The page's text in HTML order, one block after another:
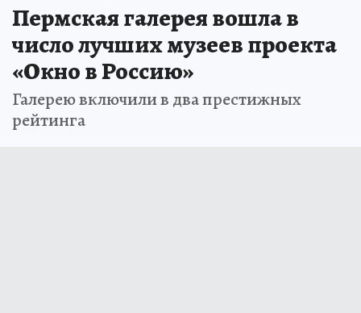
Пермская галерея вошла в
число лучших музеев проекта
«Окно в Россию»
Галерею включили в два престижных
рейтинга